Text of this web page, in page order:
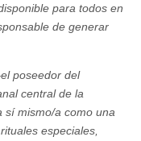
para todos en
de generar
poseedor del
central de la
sí mismo/a como una
especiales,